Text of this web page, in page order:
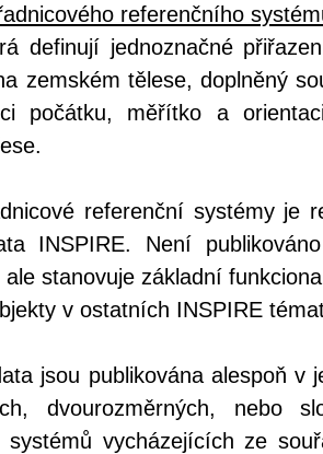
referenčního
definují jednoznačné
zemském tělese, doplněný
počátku, měřítko a
referenční systémy je
INSPIRE. Není
ale stanovuje základní
v ostatních INSPIRE
jsou publikována alespoň v
dvourozměrných, nebo
systémů vycházejících ze